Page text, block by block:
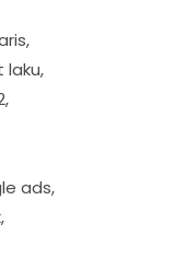
laku,
ads,